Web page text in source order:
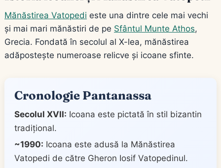
Mănăstirea Vatopedi este una dintre cele mai vechi
și mai mari mănăstiri de pe Sfântul Munte Athos,
Grecia. Fondată în secolul al X-lea, mănăstirea
adăpostește numeroase relicve și icoane sfinte.
Cronologie Pantanassa
Secolul XVII: Icoana este pictată în stil bizantin
tradițional.
~1990: Icoana este adusă la Mănăstirea
Vatopedi de către Gheron Iosif Vatopedinul.